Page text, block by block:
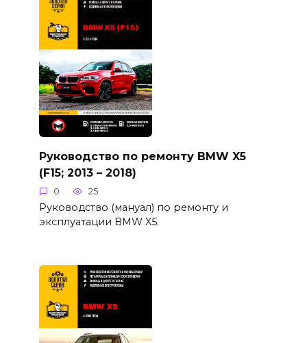
Руководство по ремонту BMW X5
(F15; 2013 – 2018)
0 25
Руководство (мануал) по ремонту и
эксплуатации BMW X5.